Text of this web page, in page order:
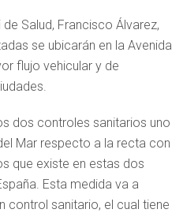
Salud, Francisco Álvarez,
se ubicarán en la Avenida
flujo vehicular y de
dos controles sanitarios uno
Mar respecto a la recta con
que existe en estas dos
Esta medida va a
control sanitario, el cual tiene